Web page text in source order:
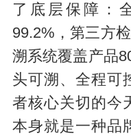
了底层保障：
99.2%，第三方
溯系统覆盖产品
头可溯、全程可
者核心关切的今
本身就是一种品